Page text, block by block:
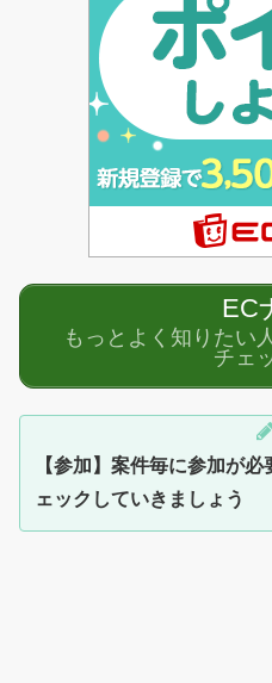
EC
もっとよく知りたい
チェ
【参加】案件毎に参加が
ェックしていきましょう